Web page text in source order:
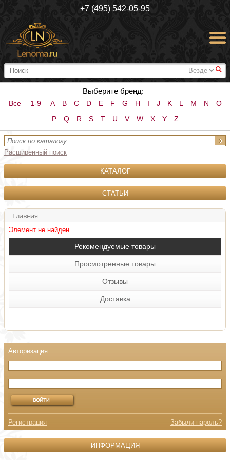
+7 (495) 542-05-95
#
Выберите бренд:
Все 1-9 A B C D E F G H I J K L M N
O
P
Q R S T U V W X Y Z
Расширенный поиск
КАТАЛОГ
СТАТЬИ
Главная
Элемент не найден
Рекомендуемые товары
Просмотренные товары
Отзывы
Доставка
Регистрация Забыли пароль?
ИНФОРМАЦИЯ